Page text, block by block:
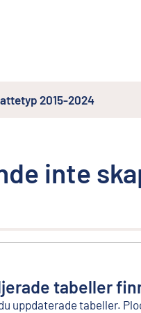
2015-2024
inte
tabeller
uppdaterade tabeller.